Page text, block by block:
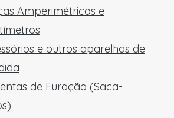
Amperimétricas e
e outros aparelhos de
de Furação (Saca-